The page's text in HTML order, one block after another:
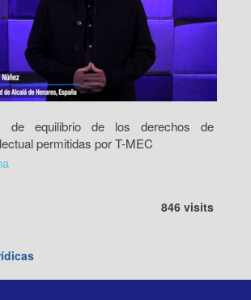
de equilibrio de los derechos de
permitidas por T-MEC
846 visits